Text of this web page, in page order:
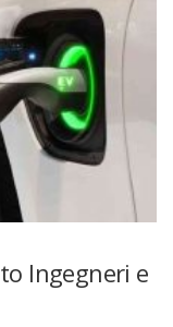
Ingegneri e